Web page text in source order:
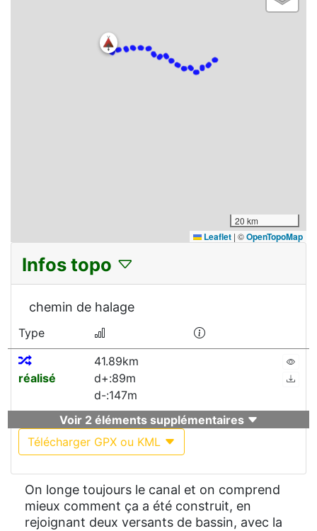
20 km
Leaflet | ©OpenTopoMap
Infos topo
chemin de halage
Type
réalisé
41.89km
d+:89m
d-:147m
Voir 2 éléments supplémentaires
Télécharger GPX ou KML
On longe toujours le canal et on comprend
mieux comment ça a été construit, en
rejoignant deux versants de bassin, avec la